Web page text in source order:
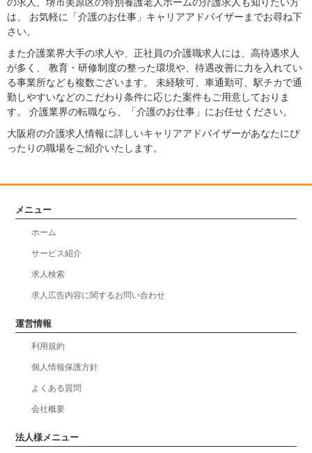
の求人、堺市美原区の特別養護老人ホームの介護求人も知りたい方
は、 お気軽に「介護のお仕事」キャリアアドバイザーまでお尋ね下
さい。
また介護業界大手の求人や、正社員の介護職求人には、高待遇求人
が多く、 教育・研修制度の整った環境や、待遇改善に力を入れてい
る事業所なども複数ございます。 未経験可、車通勤可、駅チカで通
勤しやすいなどのこだわり条件に応じた案件もご用意しておりま
す。 介護業界の転職なら、「介護のお仕事」にお任せください。
大阪府の介護求人情報に詳しいキャリアアドバイザーがあなたにぴ
ったりの職場をご紹介いたします。
メニュー
ホーム
サービス紹介
求人検索
求人広告内容に関するお問い合わせ
運営情報
利用規約
個人情報保護方針
よくある質問
会社概要
法人様メニュー